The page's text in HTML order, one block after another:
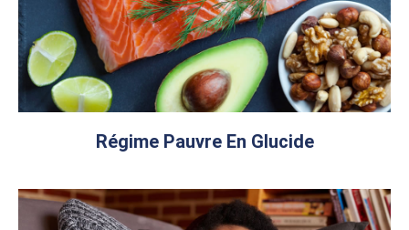
Régime Pauvre En Glucide